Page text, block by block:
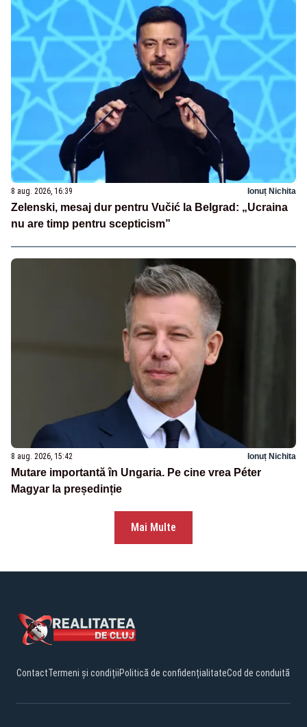
8 aug. 2026, 16:39 Ionuț Nichita
Zelenski, mesaj dur pentru Vučić la Belgrad: „Ucraina
nu are timp pentru scepticism”
8 aug. 2026, 15:42 Ionuț Nichita
Mutare importantă în Ungaria. Pe cine vrea Péter
Magyar la președinție
Mai Multe
ContactTermeni și condițiiPolitică de confidențialitateCod de conduită